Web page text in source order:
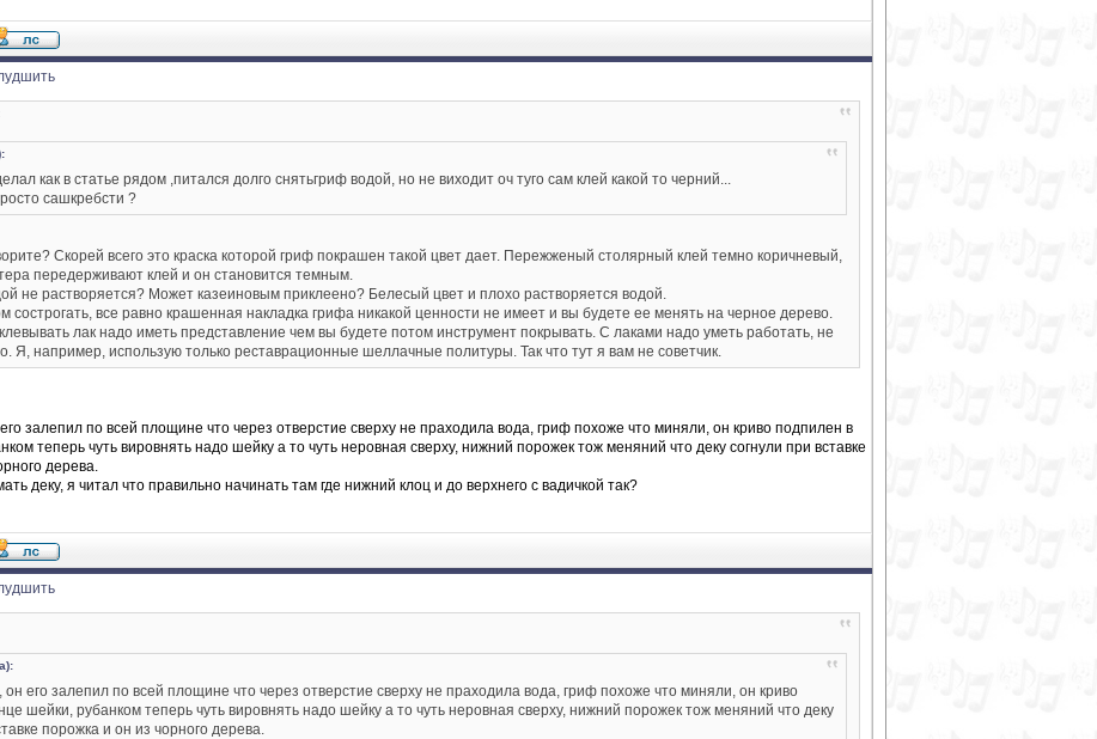
как в статье рядом ,питался долго снятьгриф водой, но не виходит оч туго сам клей какой то черний...
сашкребсти ?
Скорей всего это краска которой гриф покрашен такой цвет дает. Пережженый столярный клей темно коричневый,
передерживают клей и он становится темным.
не растворяется? Может казеиновым приклеено? Белесый цвет и плохо растворяется водой.
сострогать, все равно крашенная накладка грифа никакой ценности не имеет и вы будете ее менять на черное дерево.
лак надо иметь представление чем вы будете потом инструмент покрывать. С лаками надо уметь работать, не
Я, например, использую только реставрационные шеллачные политуры. Так что тут я вам не советчик.
залепил по всей площине что через отверстие сверху не праходила вода, гриф похоже что миняли, он криво подпилен в
теперь чуть вировнять надо шейку а то чуть неровная сверху, нижний порожек тож меняний что деку согнули при вставке
дерева.
деку, я читал что правильно начинать там где нижний клоц и до верхнего с вадичкой так?
его залепил по всей площине что через отверстие сверху не праходила вода, гриф похоже что миняли, он криво
шейки, рубанком теперь чуть вировнять надо шейку а то чуть неровная сверху, нижний порожек тож меняний что деку
порожка и он из чорного дерева.